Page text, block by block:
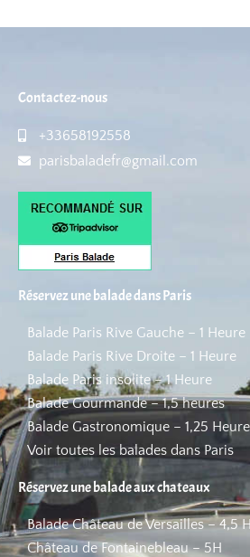
Contactez-nous
+33658192558
parisbaladefr@gmail.com
Réservez une balade dans Paris
Balade Paris Rive Gauche – 1 Heure
Balade Paris Rive Droite – 1 Heure
Balade Paris insolite – 1 Heure
Balade Gourmande – 1,5 heures
Balade Gastronomique – 1,25
Voir toutes les balades dans Paris
Réservez une balade aux chateaux
Balade Château de Versailles – 4,5
Château de Fontainebleau – 5H